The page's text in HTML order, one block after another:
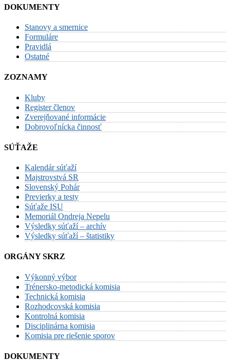
DOKUMENTY
Stanovy a smernice
Formuláre
Pravidlá
Ostatné
ZOZNAMY
Kluby
Register členov
Zverejňované informácie
Dobrovoľnícka činnosť
SÚŤAŽE
Kalendár súťaží
Majstrovstvá SR
Slovenský Pohár
Previerky a testy
Súťaže ISU
Memoriál Ondreja Nepelu
Výsledky súťaží – archív
Výsledky súťaží – štatistiky
ORGÁNY SKRZ
Výkonný výbor
Trénersko-metodická komisia
Technická komisia
Rozhodcovská komisia
Kontrolná komisia
Disciplinárna komisia
Komisia pre riešenie sporov
DOKUMENTY